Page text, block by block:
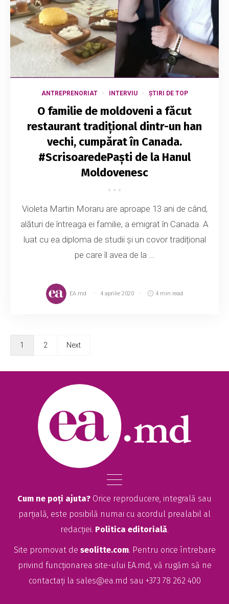
ANTREPRENORIAT INTERVIU ȘTIRI DE TOP
O familie de moldoveni a făcut
restaurant tradițional dintr-un han
vechi, cumpărat în Canada.
#ScrisoaredePaști de la Hanul
Moldovenesc
Violeta Martin Moraru are aproape 13 ani de când,
alături de întreaga ei familie, a emigrat în Canada. A
luat cu ea diploma de studii și un covor tradițional
pe care îl avea de la ...
EA.md 4 aprilie 2020 4 min read
1 2 Next
Cum ne poți ajuta? Orice reproducere, integrală sau
parțială, este posibilă numai cu acordul prealabil al
redacției. Politica editorială.
Site promovat de seolitte.com. Pentru orice întrebare
privind funcționarea site-ului EA.md, vă rugăm să ne
contactați la sales@ea.md sau +373 78 262 400